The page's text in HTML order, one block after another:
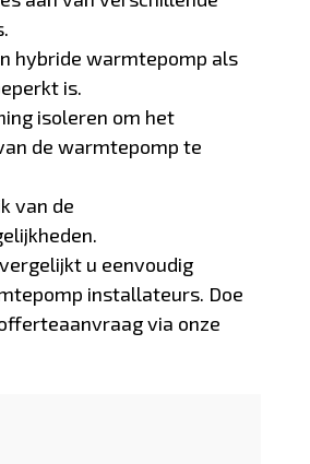
hybride warmtepomp als
is.
isoleren om het
de warmtepomp te
van de
u eenvoudig
installateurs. Doe
via onze